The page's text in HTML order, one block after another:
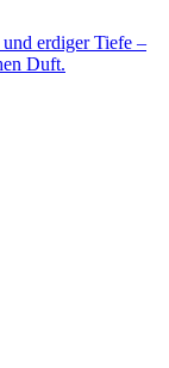
erdiger Tiefe –
Duft.